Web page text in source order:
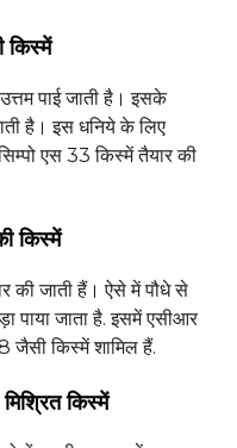
किस्में
पाई जाती है। इसके
है। इस धनिये के लिए
एस 33 किस्में तैयार की
किस्में
की जाती हैं। ऐसे में पौधे से
पाया जाता है. इसमें एसीआर
किस्में शामिल हैं.
किस्में